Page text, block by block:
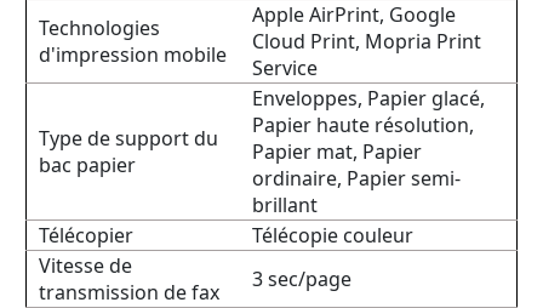
Technologies
d'impression mobile
Apple AirPrint, Google
Cloud Print, Mopria Print
Service
Type de support du
bac papier
Enveloppes, Papier glacé,
Papier haute résolution,
Papier mat, Papier
ordinaire, Papier semi-
brillant
Télécopier
Télécopie couleur
Vitesse de
transmission de fax
3 sec/page